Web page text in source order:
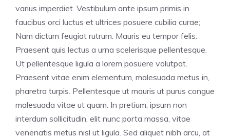
varius imperdiet. Vestibulum ante ipsum primis in
faucibus orci luctus et ultrices posuere cubilia curae;
Nam dictum feugiat rutrum. Mauris eu tempor felis.
Praesent quis lectus a urna scelerisque pellentesque.
Ut pellentesque ligula a lorem posuere volutpat.
Praesent vitae enim elementum, malesuada metus in,
pharetra turpis. Pellentesque ut mauris ut purus congue
malesuada vitae ut quam. In pretium, ipsum non
interdum sollicitudin, elit nunc porta massa, vitae
venenatis metus nisl ut ligula. Sed aliquet nibh arcu, at